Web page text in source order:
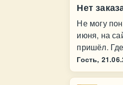
Нет
Не могу
июня, на
пришёл.
Гость,